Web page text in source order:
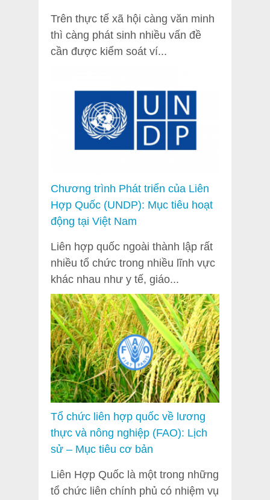
Trên thực tế xã hội càng văn minh
thì càng phát sinh nhiều vấn đề
cần được kiểm soát ví...
Chương trình Phát triển của Liên
Hợp Quốc (UNDP): Mục tiêu hoạt
động tại Việt Nam
Liên hợp quốc ngoài thành lập rất
nhiều tổ chức trong nhiều lĩnh vực
khác nhau như y tế, giáo...
Tổ chức liên hợp quốc về lương
thực và nông nghiệp (FAO): Lịch
sử – Mục tiêu cơ bản
Liên Hợp Quốc là một trong những
tổ chức liên chính phủ có nhiệm vụ